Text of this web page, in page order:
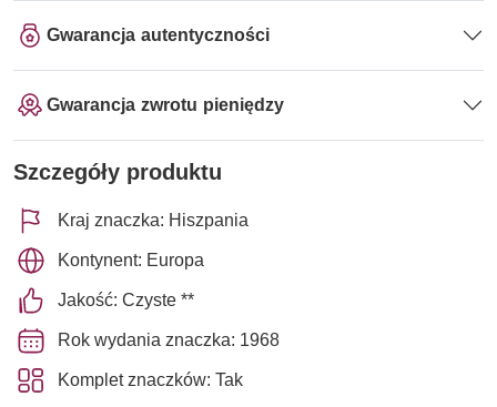
Gwarancja autentyczności
Gwarancja zwrotu pieniędzy
Szczegóły produktu
Kraj znaczka: Hiszpania
Kontynent: Europa
Jakość: Czyste **
Rok wydania znaczka: 1968
Komplet znaczków: Tak